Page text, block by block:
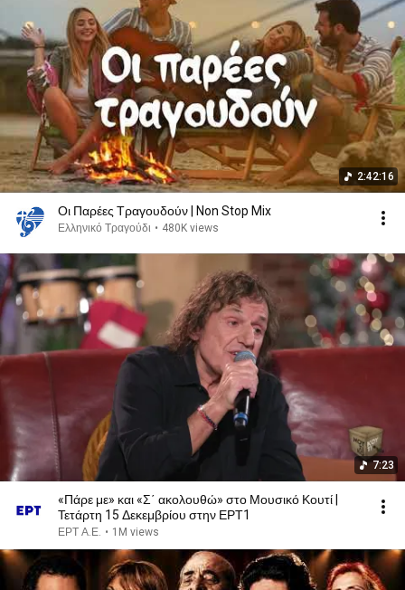
2:42:16
Οι Παρέες Τραγουδούν | Non Stop Mix
Ελληνικό Τραγούδι • 480K views
7:23
«Πάρε με» και «Σ΄ ακολουθώ» στο Μουσικό Κουτί |
Τετάρτη 15 Δεκεμβρίου στην ΕΡΤ1
ΕΡΤ Α.Ε. • 1M views